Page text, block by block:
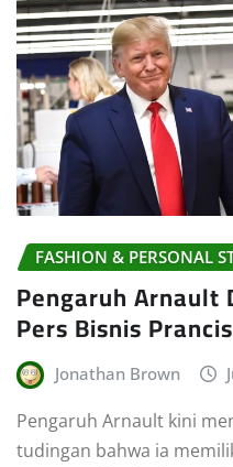
FASHION & PERSONAL
Pengaruh
Pers Bisnis Prancis
Jonathan Brown
Pengaruh Arnault kini
tudingan bahwa ia